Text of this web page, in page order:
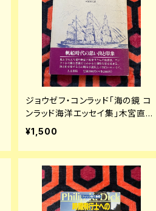
ジョウゼフ・コンラッド「海の鏡 コ
ンラッド海洋エッセイ集」木宮直仁
訳 初版 帯付き 人文書院
¥1,500